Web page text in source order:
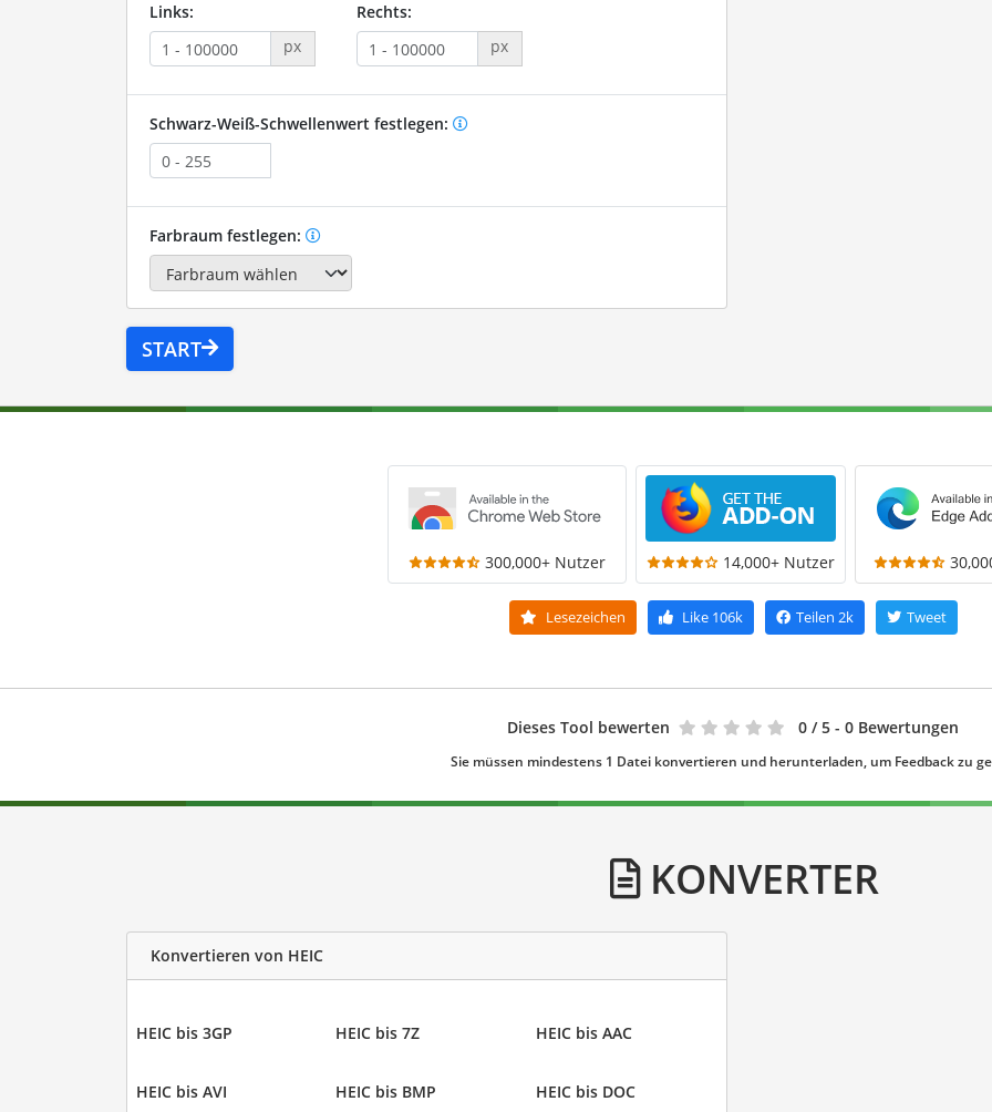
Links:
px
Rechts:
px
Schwarz-Weiß-Schwellenwert festlegen:
Farbraum festlegen:
START
300,000+ Nutzer 14,000+ Nutzer
Lesezeichen Like106k Teilen 2k Tweet
Dieses Tool bewerten 0 / 5 - 0 Bewertungen
Sie müssen mindestens 1 Datei konvertieren und herunterladen, um Feedback zu
KONVERTER
Konvertieren von HEIC
HEIC bis 3GP HEIC bis 7Z HEIC bis AAC
HEIC bis AVI HEIC bis BMP HEIC bis DOC